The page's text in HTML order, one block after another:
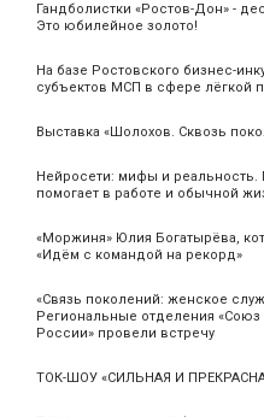
Гандболистки «Ростов-Дон» -
Это юбилейное золото!
На базе Ростовского бизнес-
субъектов МСП в сфере лёгкой
Выставка «Шолохов. Сквозь
Нейросети: мифы и реальность.
помогает в работе и обычной
«Моржиня» Юлия Богатырёва,
«Идём с командой на рекорд»
«Связь поколений: женское
Региональные отделения
России» провели встречу
ТОК-ШОУ «СИЛЬНАЯ И